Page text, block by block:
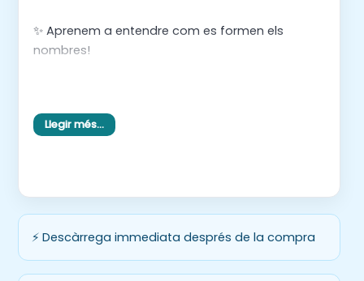
✨ Aprenem a entendre com es formen els
nombres!
individual o plastificades, per fer servir amb
retolador en racons o petit grup 🙌
Llegir més…
⚡ Descàrrega immediata després de la compra